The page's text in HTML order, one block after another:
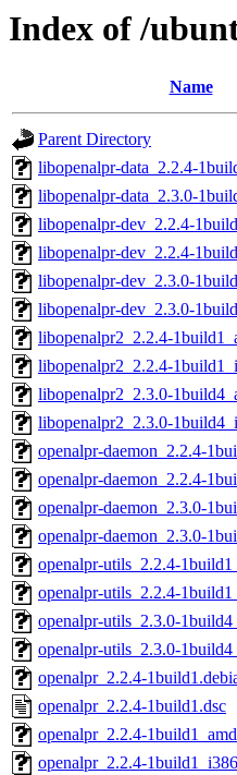
Index of /
Name
Parent Directory
libopenalpr-data_2.2.4-
libopenalpr-data_2.3.0-
libopenalpr-dev_2.2.4-
libopenalpr-dev_2.2.4-
libopenalpr-dev_2.3.0-
libopenalpr-dev_2.3.0-
libopenalpr2_2.2.4-
libopenalpr2_2.2.4-
libopenalpr2_2.3.0-
libopenalpr2_2.3.0-
openalpr-daemon_2.2.4-
openalpr-daemon_2.2.4-
openalpr-daemon_2.3.0-
openalpr-daemon_2.3.0-
openalpr-utils_2.2.4-
openalpr-utils_2.2.4-
openalpr-utils_2.3.0-
openalpr-utils_2.3.0-
openalpr_2.2.4-
openalpr_2.2.4-1build1.dsc
openalpr_2.2.4-
openalpr_2.2.4-